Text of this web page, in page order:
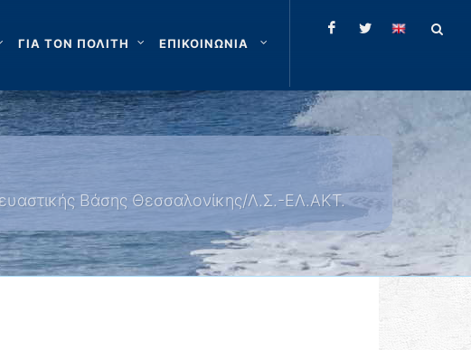
ΓΙΑ ΤΟΝ ΠΟΛΙΤΗ ΕΠΙΚΟΙΝΩΝΙΑ
Βάσης Θεσσαλονίκης/Λ.Σ.-ΕΛ.ΑΚΤ.